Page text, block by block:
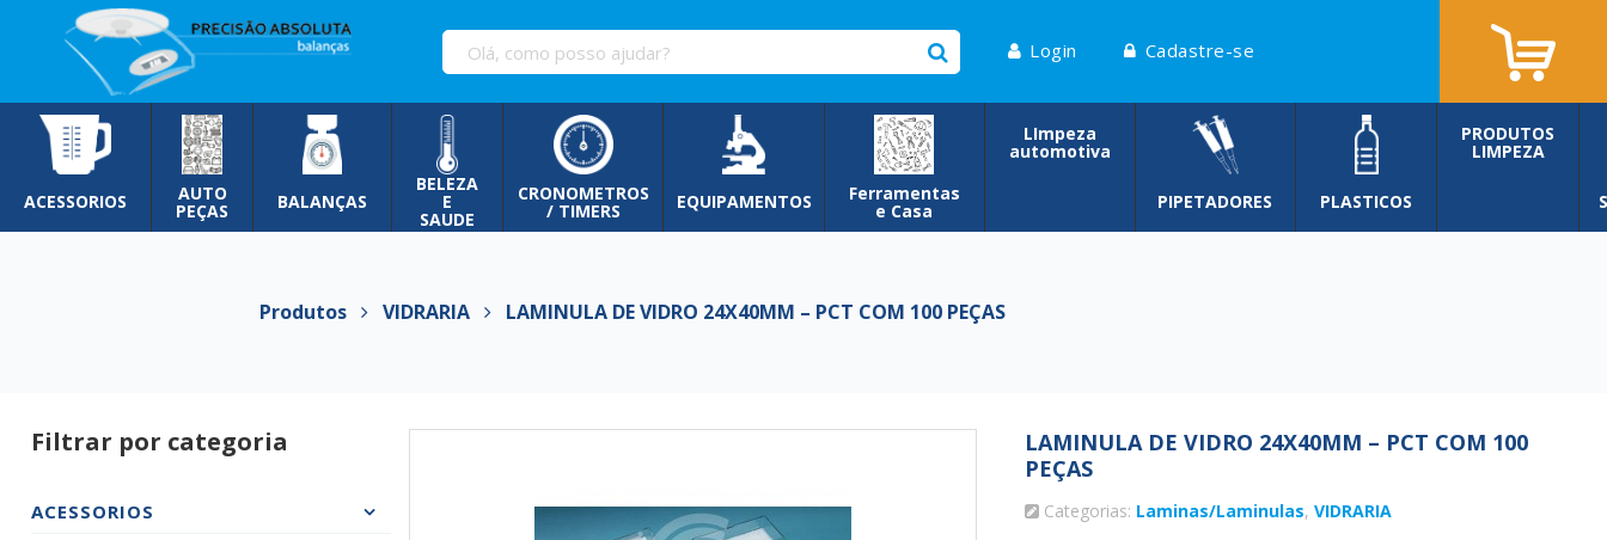
Pular
para
conteúdo
Login Cadastre-se
ACESSORIOS AUTO
PEÇAS BALANÇAS
BELEZA
E
SAUDE
CRONOMETROS
/ TIMERS EQUIPAMENTOS Ferramentas
e Casa
LImpeza
automotiva
PIPETADORES PLASTICOS
PRODUTOS
LIMPEZA
Produtos VIDRARIA LAMINULA DE VIDRO 24X40MM – PCT COM 100 PEÇAS
Filtrar por categoria
ACESSORIOS
LAMINULA DE VIDRO 24X40MM – PCT COM 100
PEÇAS
Categorias: Laminas/Laminulas,VIDRARIA